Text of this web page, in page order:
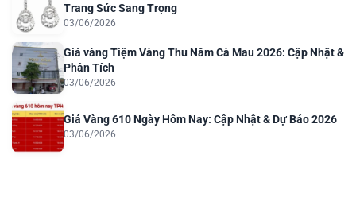
Trang Sức Sang Trọng
03/06/2026
Giá vàng Tiệm Vàng Thu Năm Cà Mau 2026: Cập Nhật &
Phân Tích
03/06/2026
Giá Vàng 610 Ngày Hôm Nay: Cập Nhật & Dự Báo 2026
03/06/2026